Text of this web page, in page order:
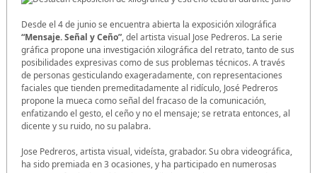
Desde el 4 de junio se encuentra abierta la exposición xilográfica
“Mensaje. Señal y Ceño”, del artista visual Jose Pedreros. La serie
gráfica propone una investigación xilográfica del retrato, tanto de sus
posibilidades expresivas como de sus problemas técnicos. A través
de personas gesticulando exageradamente, con representaciones
faciales que tienden premeditadamente al ridículo, José Pedreros
propone la mueca como señal del fracaso de la comunicación,
enfatizando el gesto, el ceño y no el mensaje; se retrata entonces, al
dicente y su ruido, no su palabra.
Jose Pedreros, artista visual, videísta, grabador. Su obra videográfica,
ha sido premiada en 3 ocasiones, y ha participado en numerosas